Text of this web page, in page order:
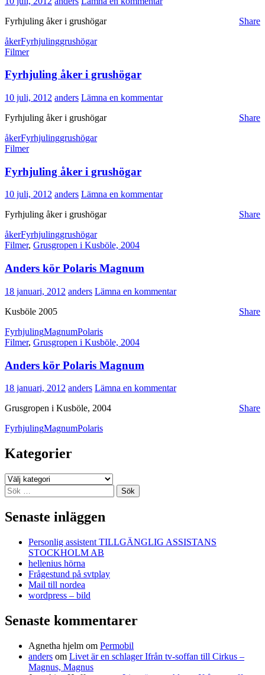
Share
Fyrhjuling åker i grushögar
åkerFyrhjulinggrushögar
Filmer
Fyrhjuling åker i grushögar
10 juli, 2012 anders Lämna en kommentar
Share
Fyrhjuling åker i grushögar
åkerFyrhjulinggrushögar
Filmer
Fyrhjuling åker i grushögar
10 juli, 2012 anders Lämna en kommentar
Share
Fyrhjuling åker i grushögar
åkerFyrhjulinggrushögar
Filmer, Grusgropen i Kusböle, 2004
Anders kör Polaris Magnum
18 januari, 2012 anders Lämna en kommentar
Share
Kusböle 2005
FyrhjulingMagnumPolaris
Filmer, Grusgropen i Kusböle, 2004
Anders kör Polaris Magnum
18 januari, 2012 anders Lämna en kommentar
Share
Grusgropen i Kusböle, 2004
FyrhjulingMagnumPolaris
Kategorier
Kategorier
Sök
efter:
Senaste inläggen
Personlig assistent TILLGÄNGLIG ASSISTANS
STOCKHOLM AB
hellenius hörna
Frågestund på svtplay
Mail till nordea
wordpress – bild
Senaste kommentarer
Agnetha hjelm om Permobil
anders om Livet är en schlager Ifrån tv-soffan till Cirkus –
Magnus, Magnus